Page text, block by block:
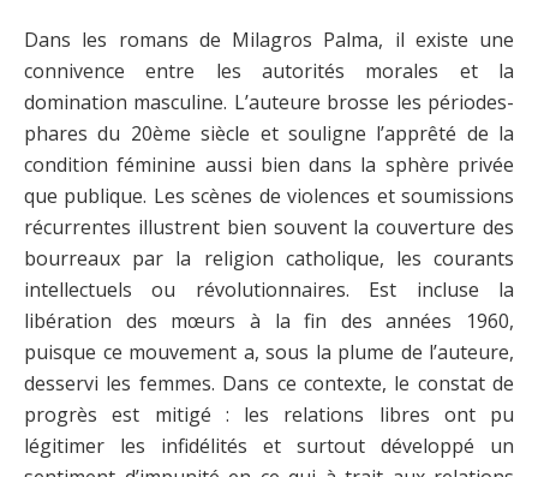
Dans les romans de Milagros Palma, il existe une
connivence entre les autorités morales et la
domination masculine. L’auteure brosse les périodes-
phares du 20ème siècle et souligne l’apprêté de la
condition féminine aussi bien dans la sphère privée
que publique. Les scènes de violences et soumissions
récurrentes illustrent bien souvent la couverture des
bourreaux par la religion catholique, les courants
intellectuels ou révolutionnaires. Est incluse la
libération des mœurs à la fin des années 1960,
puisque ce mouvement a, sous la plume de l’auteure,
desservi les femmes. Dans ce contexte, le constat de
progrès est mitigé : les relations libres ont pu
légitimer les infidélités et surtout développé un